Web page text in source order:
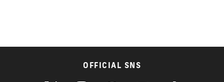
OFFICIAL SNS